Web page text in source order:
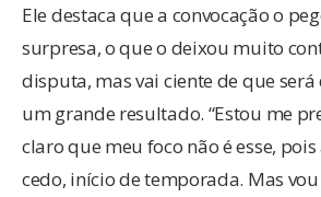
Ele destaca que a convocação o
surpresa, o que o deixou muito
disputa, mas vai ciente de que
um grande resultado. “Estou me
claro que meu foco não é esse,
cedo, início de temporada. Mas